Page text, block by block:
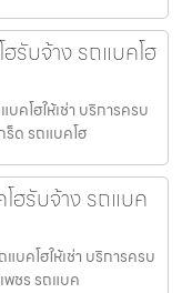
รับจ้าง รถแบคโฮ
คโฮให้เช่า บริการครบ
ร็ด รถแบคโฮ
โฮรับจ้าง รถแบค
บคโฮให้เช่า บริการครบ
พชร รถแบค